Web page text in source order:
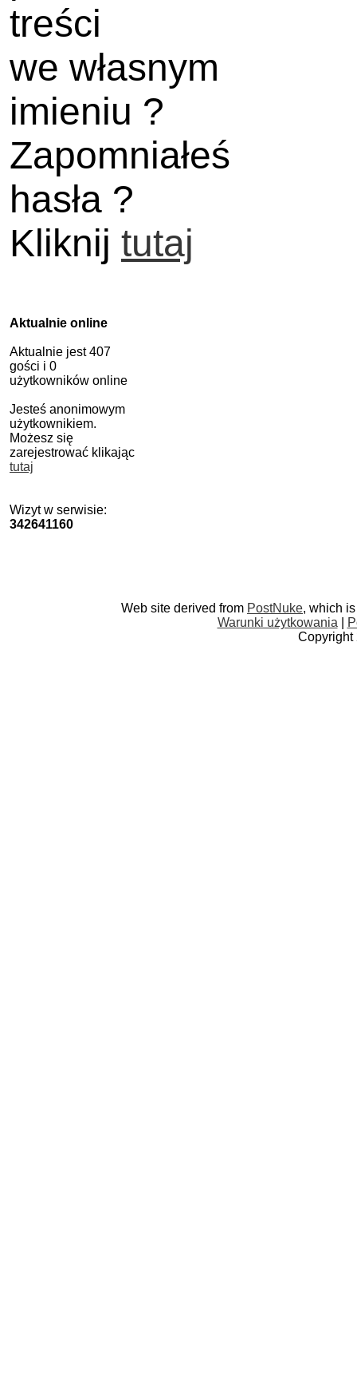
treści
we własnym
imieniu ?
Zapomniałeś
hasła ?
Kliknij tutaj
Aktualnie online
Aktualnie jest 407
gości i 0
użytkowników online
Jesteś anonimowym
użytkownikiem.
Możesz się
zarejestrować klikając
tutaj
Wizyt w serwisie:
342641160
Web site derived from PostNuke, which
Warunki użytkowania
Copyright